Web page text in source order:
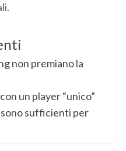
non premiano la
un player “unico”
sono sufficienti per